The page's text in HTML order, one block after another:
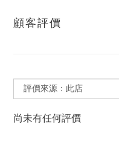
顧客評價
尚未有任何評價